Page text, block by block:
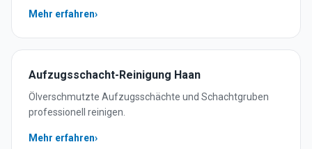
Mehr erfahren›
Aufzugsschacht-Reinigung Haan
Ölverschmutzte Aufzugsschächte und Schachtgruben
professionell reinigen.
Mehr erfahren›